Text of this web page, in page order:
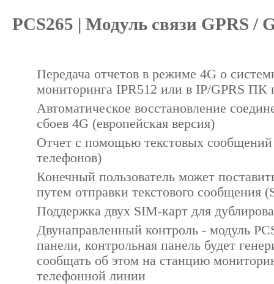
PCS265 | Модуль связи GPRS /
Передача отчетов в режиме 4G о
мониторинга IPR512 или в IP/GPRS ПК
Автоматическое восстановление
сбоев 4G (европейская версия)
Отчет с помощью текстовых
телефонов)
Конечный пользователь может
путем отправки текстового сообщения
Поддержка двух SIM-карт для
Двунаправленный контроль - модуль
панели, контрольная панель будет
сообщать об этом на станцию
телефонной линии